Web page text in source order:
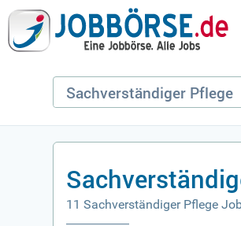
11 Sachverständiger Pflege